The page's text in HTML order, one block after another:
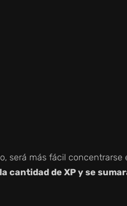
será más fácil
cantidad de XP y se